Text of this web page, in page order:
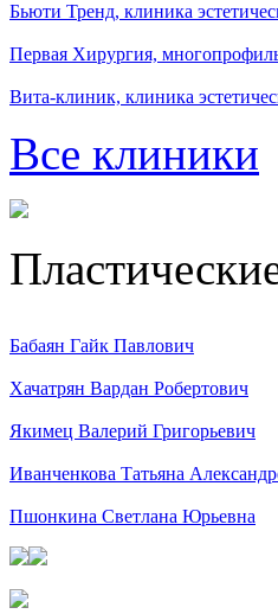
Бьюти Тренд, клиника
Первая Хирургия,
Вита-клиник, клиника
Все клиники
Бабаян Гайк Павлович
Хачатрян Вардан Робертович
Якимец Валерий Григорьевич
Иванченкова Татьяна
Пшонкина Светлана Юрьевна